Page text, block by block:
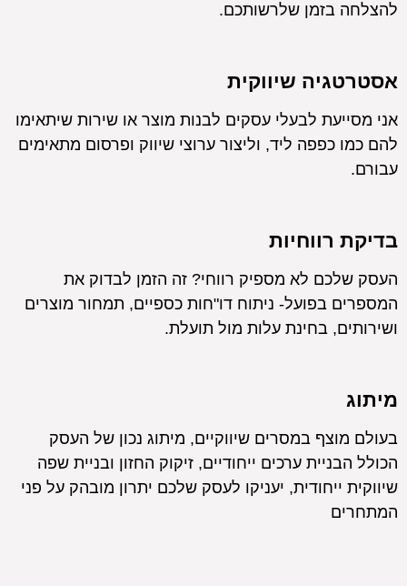
להצלחה בזמן שלרשותכם.
אסטרטגיה שיווקית
אני מסייעת לבעלי עסקים לבנות מוצר או שירות שיתאימו
להם כמו כפפה ליד, וליצור ערוצי שיווק ופרסום מתאימים
עבורם.
בדיקת רווחיות
העסק שלכם לא מספיק רווחי? זה הזמן לבדוק את
המספרים בפועל- ניתוח דו"חות כספיים, תמחור מוצרים
ושירותים, בחינת עלות מול תועלת.
מיתוג
בעולם מוצף במסרים שיווקיים, מיתוג נכון של העסק
הכולל הבניית ערכים ייחודיים, זיקוק החזון ובניית שפה
שיווקית ייחודית, יעניקו לעסק שלכם יתרון מובהק על פני
המתחרים